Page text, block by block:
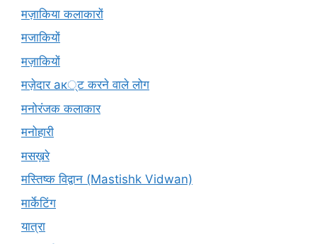
मज़ाकिया कलाकारों
मजाकियों
मज़ाकियों
मज़ेदार ак्ट करने वाले लोग
मनोरंजक कलाकार
मनोहारी
मसख़रे
मस्तिष्क विद्वान (Mastishk Vidwan)
मार्केटिंग
यात्रा